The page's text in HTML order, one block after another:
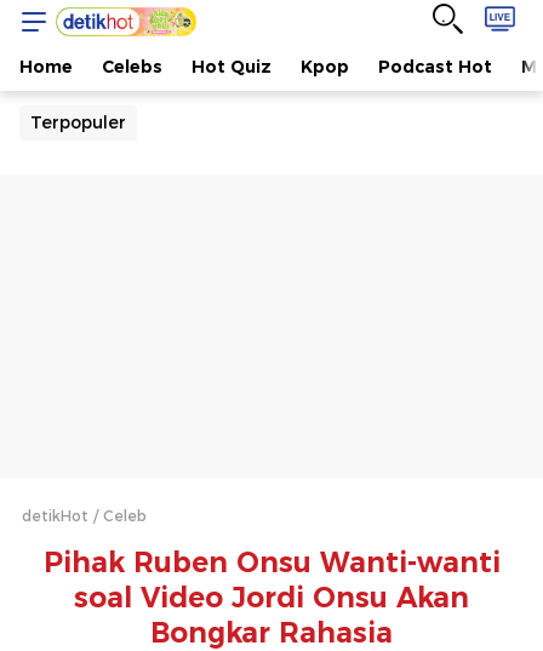
Home Celebs Hot Quiz Kpop Podcast Hot
Terpopuler
detikHot Celeb
Pihak Ruben Onsu Wanti-wanti
soal Video Jordi Onsu Akan
Bongkar Rahasia